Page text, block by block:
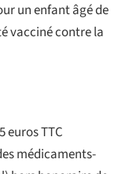
un enfant âgé de
vacciné contre la
euros TTC
médicaments-